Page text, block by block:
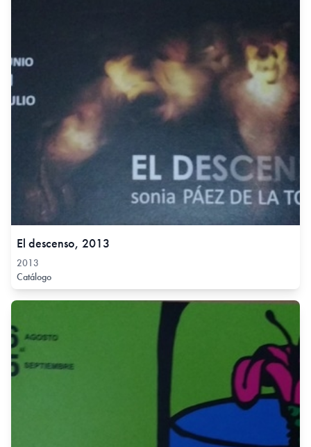
El descenso, 2013
2013
Catálogo